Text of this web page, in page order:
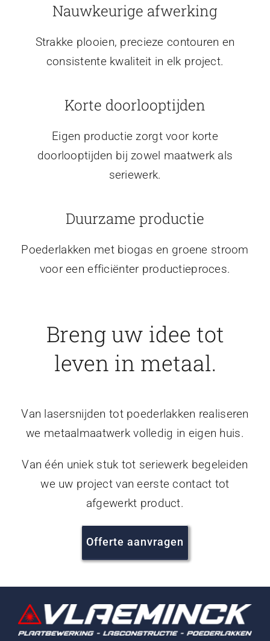
Nauwkeurige afwerking
Strakke plooien, precieze contouren en
consistente kwaliteit in elk project.
Korte doorlooptijden
Eigen productie zorgt voor korte
doorlooptijden bij zowel maatwerk als
seriewerk.
Duurzame productie
Poederlakken met biogas en groene stroom
voor een efficiënter productieproces.
Breng uw idee tot
leven in metaal.
Van lasersnijden tot poederlakken realiseren
we metaalmaatwerk volledig in eigen huis.
Van één uniek stuk tot seriewerk begeleiden
we uw project van eerste contact tot
afgewerkt product.
Offerte aanvragen